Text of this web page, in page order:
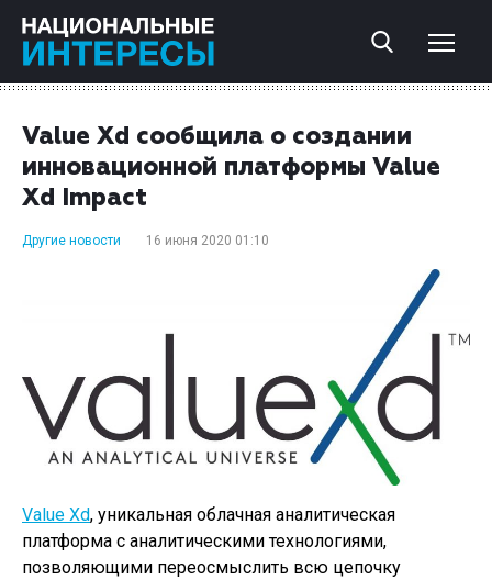
Value Xd сообщила о создании
инновационной платформы Value
Xd Impact
Другие новости 16 июня 2020 01:10
Value Xd, уникальная облачная аналитическая
платформа с аналитическими технологиями,
позволяющими переосмыслить всю цепочку